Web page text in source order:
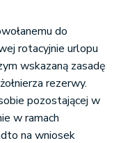
do
rotacyjnie urlopu
wskazaną zasadę
rezerwy.
pozostającej w
w ramach
na wniosek